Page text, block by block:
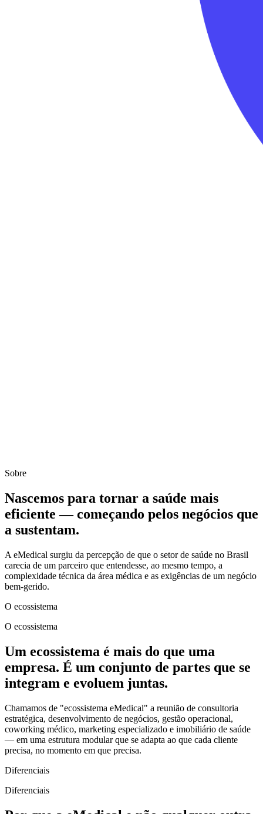
Sobre
Nascemos para tornar a saúde mais
eficiente — começando pelos negócios que
a sustentam.
A eMedical surgiu da percepção de que o setor de saúde no Brasil
carecia de um parceiro que entendesse, ao mesmo tempo, a
complexidade técnica da área médica e as exigências de um negócio
bem-gerido.
O ecossistema
O ecossistema
Um ecossistema é mais do que uma
empresa. É um conjunto de partes que se
integram e evoluem juntas.
Chamamos de "ecossistema eMedical" a reunião de consultoria
estratégica, desenvolvimento de negócios, gestão operacional,
coworking médico, marketing especializado e imobiliário de saúde
— em uma estrutura modular que se adapta ao que cada cliente
precisa, no momento em que precisa.
Diferenciais
Diferenciais